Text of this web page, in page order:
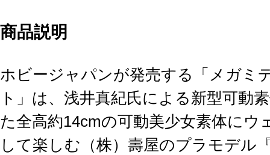
商品説明
ホビージャパンが発売する「メガミ
ト」は、浅井真紀氏による新型可動
た全高約14cmの可動美少女素体にウ
して楽しむ（株）壽屋のプラモデル